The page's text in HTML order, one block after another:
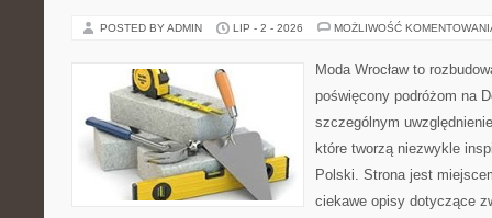
POSTED BY ADMIN LIP - 2 - 2026 MOŻLIWOŚĆ
Moda Wrocław to
poświęcony podróżom na
szczególnym
które tworzą niezwykle
Polski. Strona jest
ciekawe opisy dotyczące